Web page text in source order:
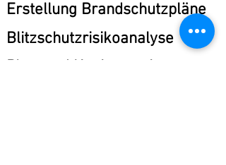
Erstellung Brandschutzpläne
Blitzschutzrisikoanalyse